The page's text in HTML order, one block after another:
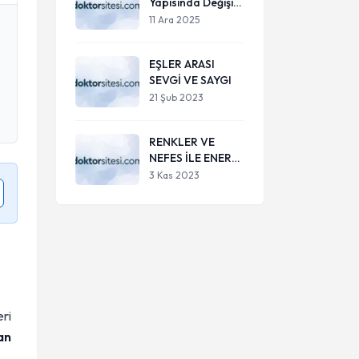
ve Birey
11 Ara 2025
EŞLER ARASI
SEVGİ VE SAYGI
21 Şub 2023
RENKLER VE
NEFES İLE ENERJİ
DENGELEME
3 Kas 2023